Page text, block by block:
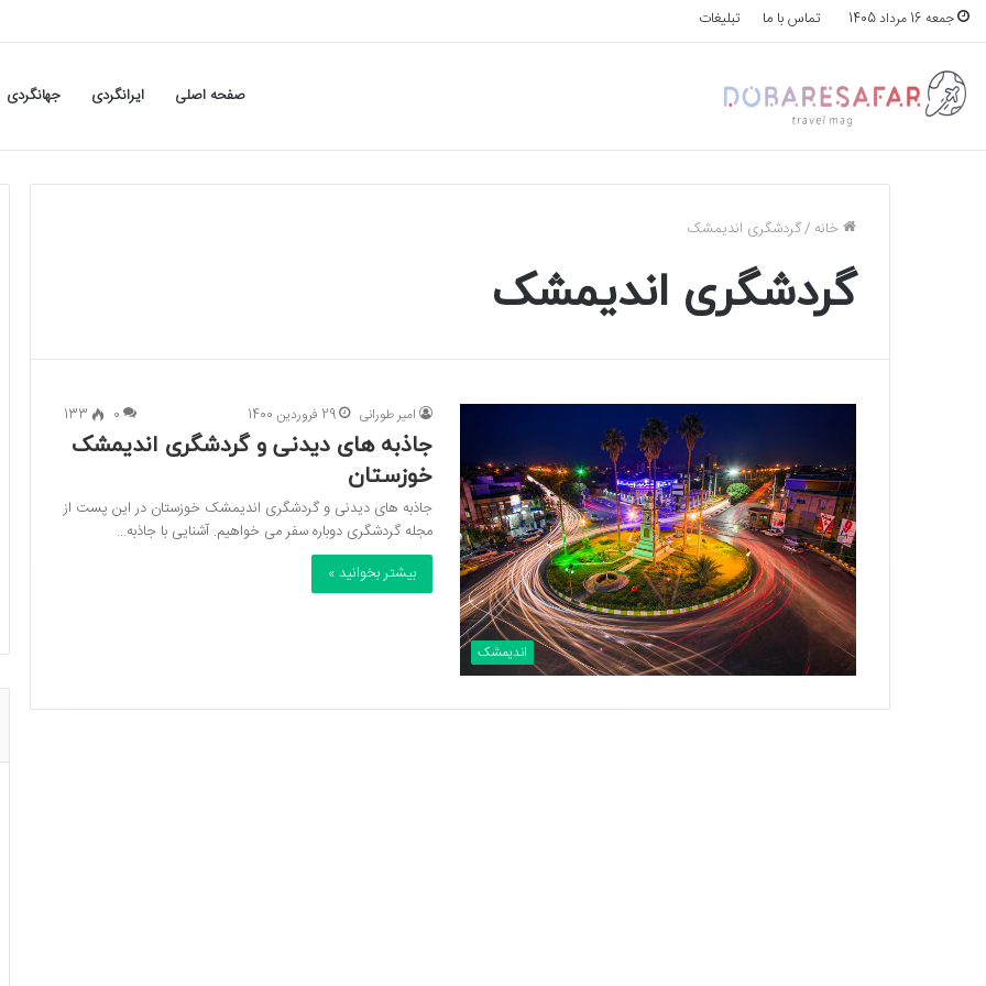
جمعه 16 مرداد 1405 تماس با ما تبلیغات
صفحه اصلی ایرانگردی جهانگردی
خانه /گردشگری اندیمشک
گردشگری اندیمشک
اندیمشک
امیر طورانی 29 فروردین 1400 0
133
جاذبه های دیدنی و گردشگری اندیمشک
خوزستان
جاذبه های دیدنی و گردشگری اندیمشک خوزستان در این پست از
مجله گردشگری دوباره سفر می خواهیم. آشنایی با جاذبه…
بیشتر بخوانید »